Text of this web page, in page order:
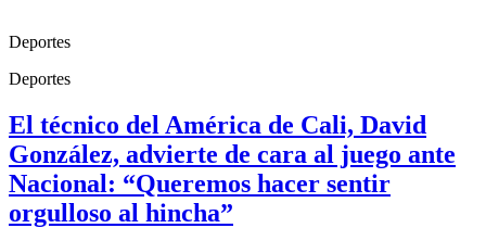
Deportes
Deportes
El técnico del América de Cali, David
González, advierte de cara al juego ante
Nacional: “Queremos hacer sentir
orgulloso al hincha”